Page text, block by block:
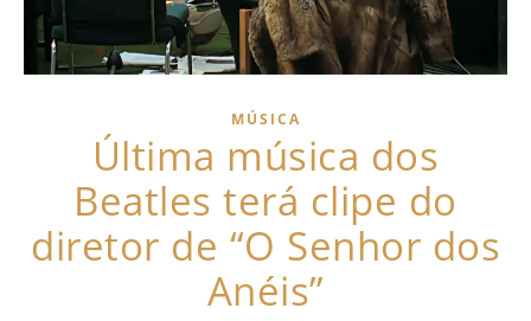
MÚSICA
Última música dos
Beatles terá clipe do
diretor de “O Senhor dos
Anéis”